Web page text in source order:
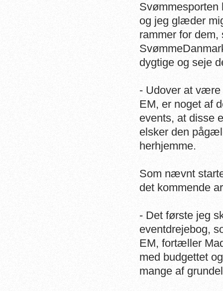
og jeg glæder
rammer for
dygtige og seje
- Udover at være
EM, er noget af
events, at disse
elsker den
herhjemme.
Som nævnt
det kommende
- Det første jeg
eventdrejebog,
EM, fortæller
med budgettet
mange af